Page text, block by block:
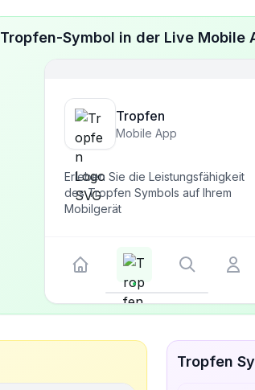
Tropfen-Symbol in der Live Mobile
Tropfen
Mobile App
Erleben Sie die Leistungsfähigkeit
des Tropfen Symbols auf Ihrem
Mobilgerät
Tropfen